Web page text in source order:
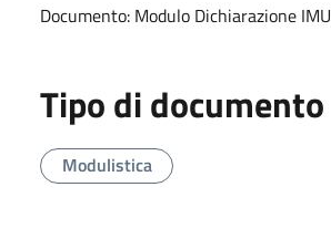
Documento: Modulo Dichiarazione IMU
Tipo di documento
Modulistica